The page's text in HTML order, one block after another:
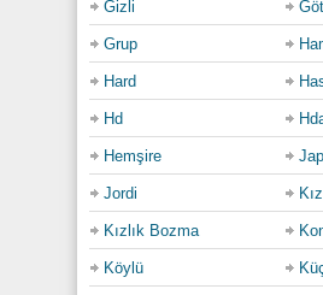
Category:
Asyalı,Erotik,Genç,Japon,Pornhub,
Pprno,Twitter
Gizli
Grup
Hard
Hd
Hemşire
Jordi
Kızlık Bozma
Köylü